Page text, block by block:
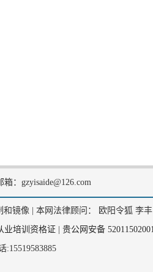
：gzyisaide@126.com
和镜像 | 本网法律顾问： 欧阳令狐 李丰
业培训资格证 贵公网安备
:15519583885